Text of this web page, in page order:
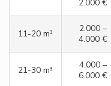
2.000 €
11-20 m³
2.000 –
4.000 €
21-30 m³
4.000 –
6.000 €